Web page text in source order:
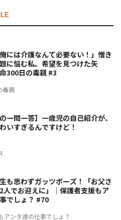
毒親
俺には介護なんて必要ない！」憎き
に悩む私。希望を見つけた矢
300日の毒親 #3
一問一答】一歳児の自己紹介が、
いすぎるんですけど！
アンタ達の仕事でしょ？
生も思わずガッツポーズ！「お父さ
人でお迎えに」｜保護者支援もア
でしょ？ #70